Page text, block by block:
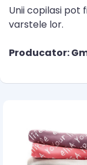
Unii copilasi pot
varstele lor.
Producator: